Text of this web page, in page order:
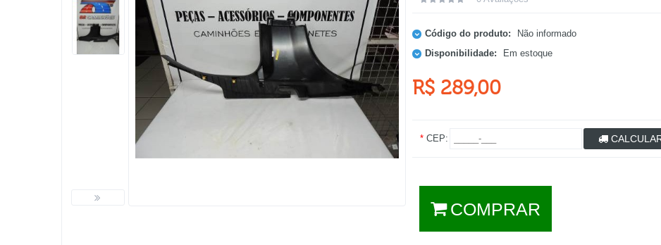
Código do produto:
Não informado
Disponibilidade:
Em estoque
R$ 289,00
*CEP:
COMPRAR